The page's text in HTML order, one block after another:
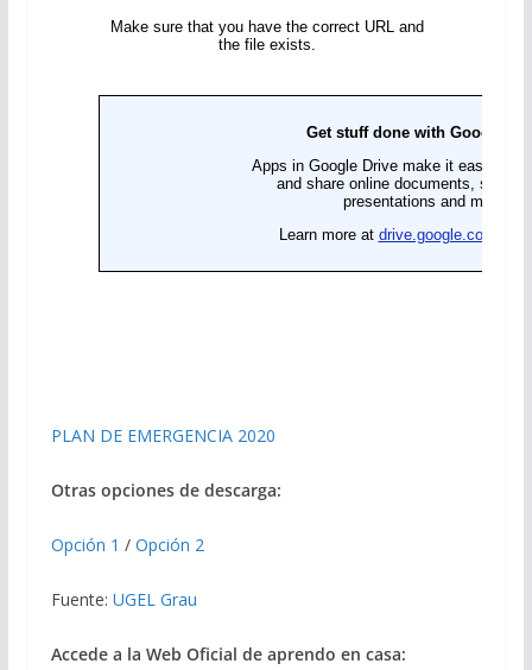
PLAN DE EMERGENCIA 2020
Otras opciones de descarga:
Opción 1 / Opción 2
Fuente: UGEL Grau
Accede a la Web Oficial de aprendo en casa: